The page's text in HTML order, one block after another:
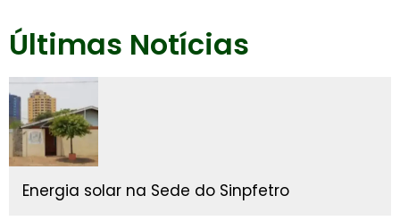
Últimas Notícias
Energia solar na Sede do Sinpfetro